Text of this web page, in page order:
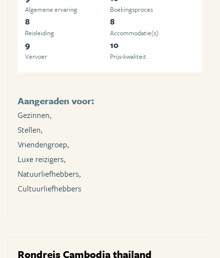
Algemene ervaring Boekingsproces
8
Reisleiding
8
Accommodatie(s)
9
Vervoer
10
Prijs-kwaliteit
Aangeraden voor:
Gezinnen,
Stellen,
Vriendengroep,
Luxe reizigers,
Natuurliefhebbers,
Cultuurliefhebbers
Rondreis Cambodja thailand